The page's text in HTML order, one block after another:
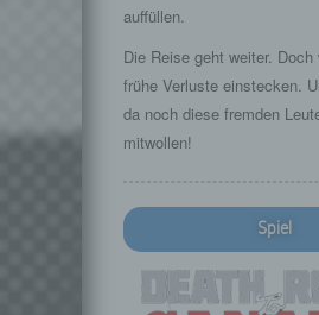
auffüllen.
Die Reise geht weiter.
frühe Verluste einstecken.
da noch diese fremden
mitwollen!
Spiel